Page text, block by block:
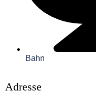
Bahn
Adresse